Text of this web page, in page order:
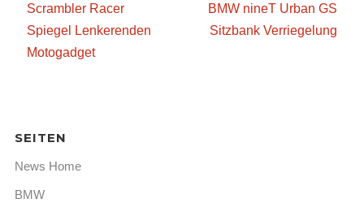
Scrambler Racer
Spiegel Lenkerenden
Motogadget
BMW nineT Urban GS
Sitzbank Verriegelung
SEITEN
News Home
BMW